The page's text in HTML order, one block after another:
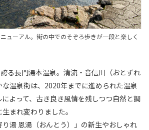
ューアル。街の中でのそぞろ歩きが一段と楽しく
る長門湯本温泉。清流・音信川（おとずれ
温泉街は、2020年までに進められた温泉
よって、古き良き風情を残しつつ自然と調
まれ変わりました。
湯 恩湯（おんとう）」の新生やおしゃれ